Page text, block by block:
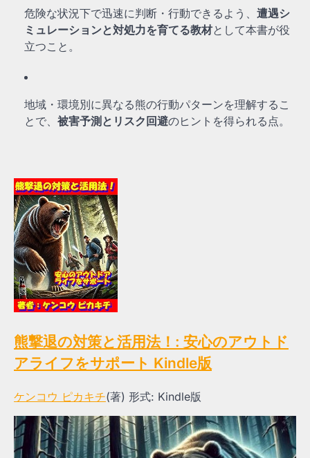
危険な状況下で迅速に判断・行動できるよう、 遭遇シ
ミュレーションと対処力を育てる教材として本書が役
立つこと。
地域・環境別に異なる熊の行動パターンを理解するこ
とで、 被害予測とリスク回避のヒントを得られる点。
熊撃退の対策と活用法！: 安心のアウトド
アライフをサポート Kindle版
ケンコウ ピカキチ(著) 形式: Kindle版